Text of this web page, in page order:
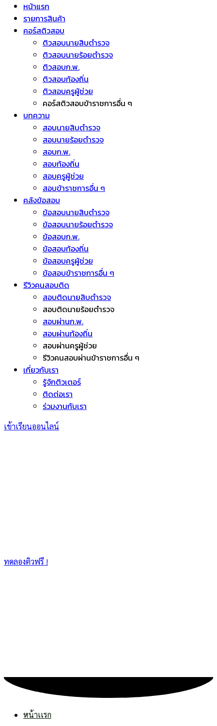
หน้าแรก
รายการสินค้า
คอร์สติวสอบ
ติวสอบนายสิบตำรวจ
ติวสอบนายร้อยตำรวจ
ติวสอบก.พ.
ติวสอบท้องถิ่น
ติวสอบครูผู้ช่วย
คอร์สติวสอบข้าราชการอื่น ๆ
บทความ
สอบนายสิบตำรวจ
สอบนายร้อยตำรวจ
สอบก.พ.
สอบท้องถิ่น
สอบครูผู้ช่วย
สอบข้าราชการอื่น ๆ
คลังข้อสอบ
ข้อสอบนายสิบตำรวจ
ข้อสอบนายร้อยตำรวจ
ข้อสอบก.พ.
ข้อสอบท้องถิ่น
ข้อสอบครูผู้ช่วย
ข้อสอบข้าราชการอื่น ๆ
รีวิวคนสอบติด
สอบติดนายสิบตำรวจ
สอบติดนายร้อยตำรวจ
สอบผ่านก.พ.
สอบผ่านท้องถิ่น
สอบผ่านครูผู้ช่วย
รีวิวคนสอบผ่านข้าราชการอื่น ๆ
เกี่ยวกับเรา
รู้จักติวเตอร์
ติดต่อเรา
ร่วมงานกับเรา
เข้าเรียนออนไลน์
ทดลองติวฟรี !
หน้าเเรก